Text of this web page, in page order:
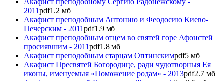
2011pdf1.2 мб
Акафист преподобным Антонию и Феодосию Киево-
Печерским - 2011pdf1.9 мб
Акафист преподобным отцем во святей горе Афонстей
просиявшим - 2011pdf1.8 мб
Акафист преподобным старцам Оптинскимpdf5 мб
Акафист Пресвятей Богородице, ради чудотворныя Ея
иконы, именуемыя «Поможение родам» - 2013pdf2.7 мб